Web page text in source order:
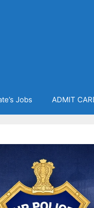
Jobs ADMIT